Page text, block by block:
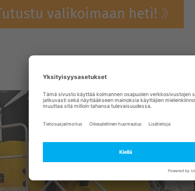
valikoimaan heti!